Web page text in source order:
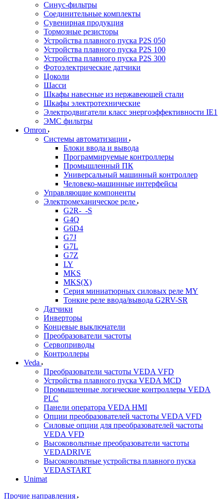
Синус-фильтры
Соединительные комплекты
Сувенирная продукция
Тормозные резисторы
Устройства плавного пуска P2S 050
Устройства плавного пуска P2S 100
Устройства плавного пуска P2S 300
Фотоэлектрические датчики
Цоколи
Шасси
Шкафы навесные из нержавеющей стали
Шкафы электротехнические
Электродвигатели класс энергоэффективности IE1
ЭМС фильтры
Omron
Системы автоматизации
Блоки ввода и вывода
Программируемые контроллеры
Промышленный ПК
Универсальный машинный контроллер
Человеко-машинные интерфейсы
Управляющие компоненты
Электромеханическое реле
G2R-_-S
G4Q
G6D4
G7J
G7L
G7Z
LY
MKS
MKS(X)
Серия миниатюрных силовых реле MY
Тонкие реле ввода/вывода G2RV-SR
Датчики
Инверторы
Концевые выключатели
Преобразователи частоты
Сервоприводы
Контроллеры
Veda
Преобразователи частоты VEDA VFD
Устройства плавного пуска VEDA MCD
Промышленные логические контроллеры VEDA
PLC
Панели оператора VEDA HMI
Опции преобразователей частоты VEDA VFD
Силовые опции для преобразователей частоты
VEDA VFD
Высоковольтные преобразователи частоты
VEDADRIVE
Высоковольтные устройства плавного пуска
VEDASTART
Unimat
Прочие направления